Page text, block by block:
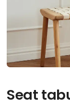
Seat